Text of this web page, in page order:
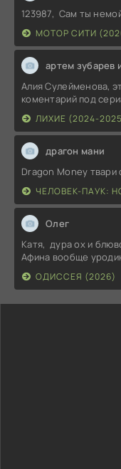
123987, Сам ты
МОТОР СИТИ
артем зубарев
Алия Сулейменова,
коментарий под
ЛИХИЕ (2024-
драгон мани
Dragon Money
ЧЕЛОВЕК-ПАУК:
Олег
Катя, дура ох и
Афина вообще
ОДИССЕЯ (2026)